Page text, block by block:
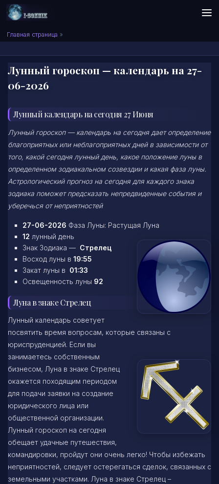
Skip to content
Сонник I-SONNIK.COM
Главная страница »
Лунный гороскоп — календарь на 27-
06-2026
Лунный календарь на сегодня 27 Июня
Лунный гороскоп — календарь на сегодня дает определение
благоприятных или неблагоприятных дней в зависимости от
того, какой сегодня лунный день, какое положение луны в
определенном зодиакальном созвездии и какая фаза луны.
Астрологический прогноз на сегодня для каждого знака
зодиака поможет предсказать непредвиденные события и
уберечься от неприятностей
27-06-2026 Фаза Луны: Растущая Луна
12 лунный день
Знак Зодиака — Стрелец
Восход луны в 19:55
Закат луны в 01:33
Освещенность луны 92
Луна в знаке Стрелец
Лунный календарь советует
посвятить время вопросам, которые связаны с
юриспруденцией. Если вы
занимаетесь собственным
бизнесом, Луна в знаке Стрелец
окажется походящим периодом
для подачи заявки на создание
юридического лица или
общественной организации.
Лунный гороскоп на сегодня
обещает удачные путешествия,
командировки, пройдут они очень легко! Чтобы избежать
неприятностей, следует остерегаться сделок, связанных с
земельными участками. Луна в знаке Стрелец –